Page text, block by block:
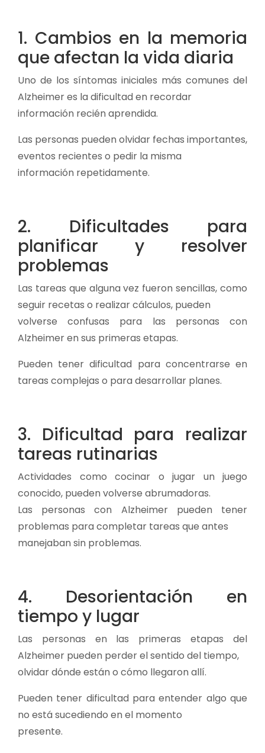
1. Cambios en la memoria
que afectan la vida diaria
Uno de los síntomas iniciales más comunes del
Alzheimer es la dificultad en recordar
información recién aprendida.
Las personas pueden olvidar fechas importantes,
eventos recientes o pedir la misma
información repetidamente.
2. Dificultades para
planificar y resolver
problemas
Las tareas que alguna vez fueron sencillas, como
seguir recetas o realizar cálculos, pueden
volverse confusas para las personas con
Alzheimer en sus primeras etapas.
Pueden tener dificultad para concentrarse en
tareas complejas o para desarrollar planes.
3. Dificultad para realizar
tareas rutinarias
Actividades como cocinar o jugar un juego
conocido, pueden volverse abrumadoras.
Las personas con Alzheimer pueden tener
problemas para completar tareas que antes
manejaban sin problemas.
4. Desorientación en
tiempo y lugar
Las personas en las primeras etapas del
Alzheimer pueden perder el sentido del tiempo,
olvidar dónde están o cómo llegaron allí.
Pueden tener dificultad para entender algo que
no está sucediendo en el momento
presente.